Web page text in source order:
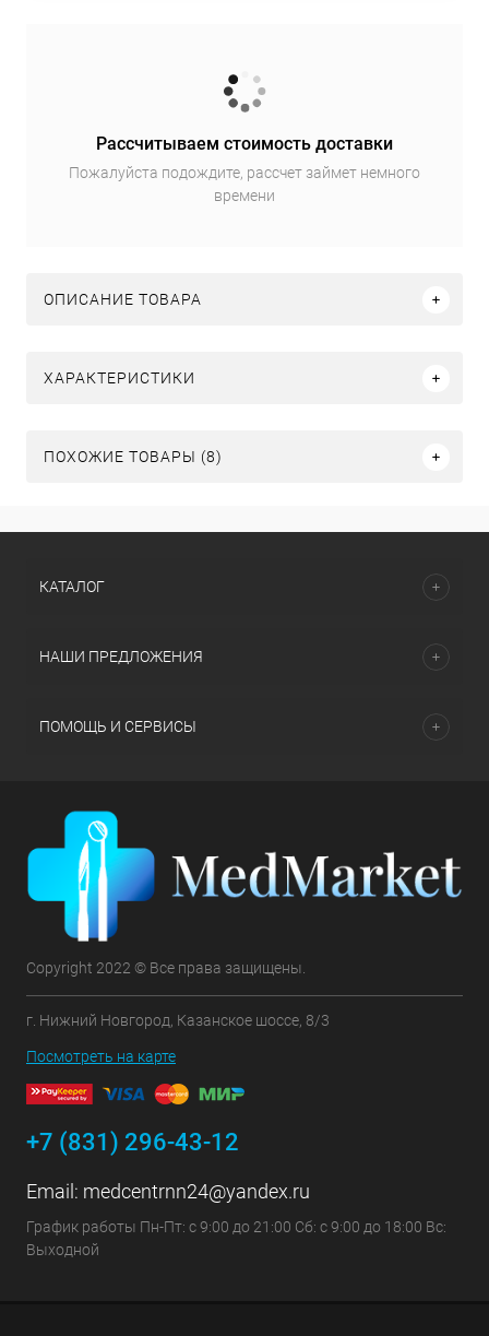
Рассчитываем стоимость доставки
Пожалуйста подождите, рассчет займет немного
времени
ОПИСАНИЕ ТОВАРА
ХАРАКТЕРИСТИКИ
ПОХОЖИЕ ТОВАРЫ (8)
КАТАЛОГ
НАШИ ПРЕДЛОЖЕНИЯ
ПОМОЩЬ И СЕРВИСЫ
Copyright 2022 © Все права защищены.
г. Нижний Новгород, Казанское шоссе, 8/3
Посмотреть на карте
+7 (831) 296-43-12
Email: medcentrnn24@yandex.ru
График работы Пн-Пт: с 9:00 до 21:00 Сб: с 9:00 до 18:00 Вс:
Выходной